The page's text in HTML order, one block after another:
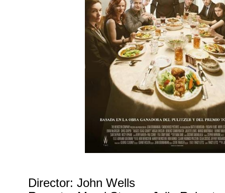
Director: John Wells